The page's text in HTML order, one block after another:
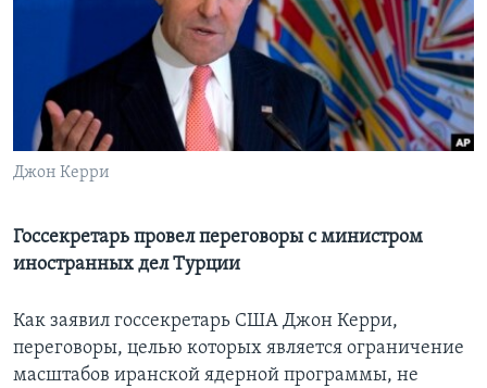
Learning English
СОЦИАЛЬНЫЕ СЕТИ
Джон Керри
Госсекретарь провел переговоры с министром
иностранных дел Турции
Как заявил госсекретарь США Джон Керри,
переговоры, целью которых является ограничение
масштабов иранской ядерной программы, не